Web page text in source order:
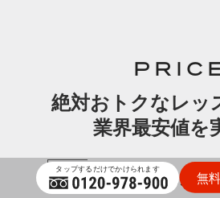
絶対おトクなレッ
業界最安値を
個人レッスンが55分